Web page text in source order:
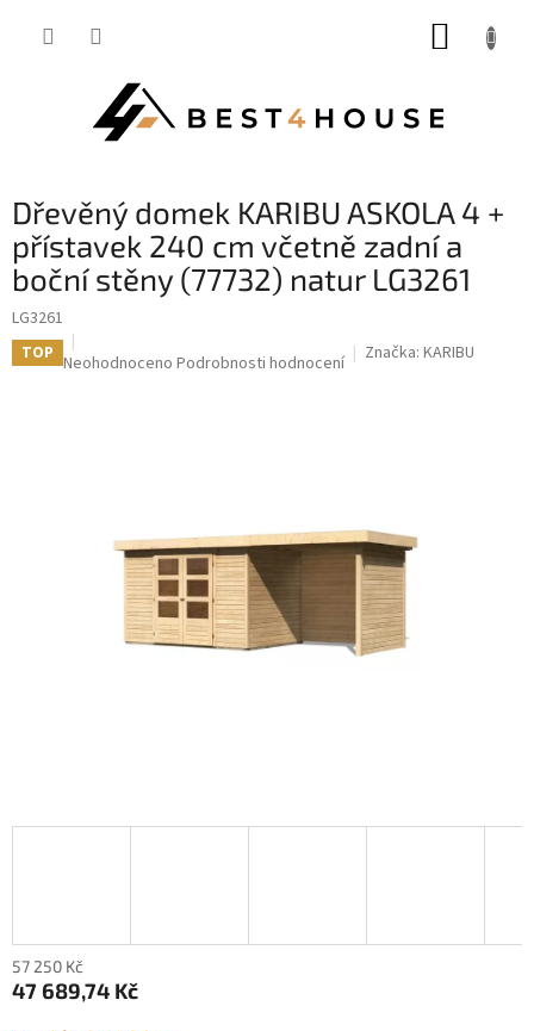
dřevěný domek KARIBU ASKOLA 4 +
přístavek 240 cm včetně zadní a
boční stěny (77732) natur LG3261
LG3261
TOP Průměrné
Neohodnoceno Podrobnosti hodnocení Značka: KARIBU
57 250 Kč
47 689,74 Kč